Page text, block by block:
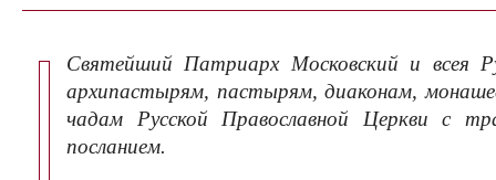
Святейший Патриарх Московский и всея
архипастырям, пастырям, диаконам,
чадам Русской Православной Церкви с
посланием.